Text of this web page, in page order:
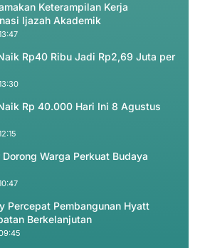
Keterampilan Kerja
Ijazah Akademik
Rp40 Ribu Jadi Rp2,69 Juta per
Rp 40.000 Hari Ini 8 Agustus
Dorong Warga Perkuat Budaya
Percepat Pembangunan Hyatt
Berkelanjutan